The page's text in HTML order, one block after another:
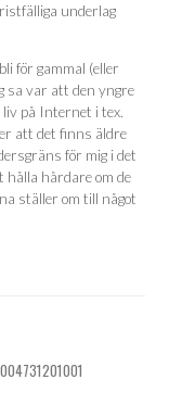
underlag
för gammal (eller
sa var att den yngre
på Internet i tex.
att det finns äldre
för mig i det
hålla hårdare om de
ställer om till något